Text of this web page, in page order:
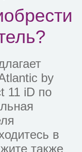
by
11 iD по
в
также